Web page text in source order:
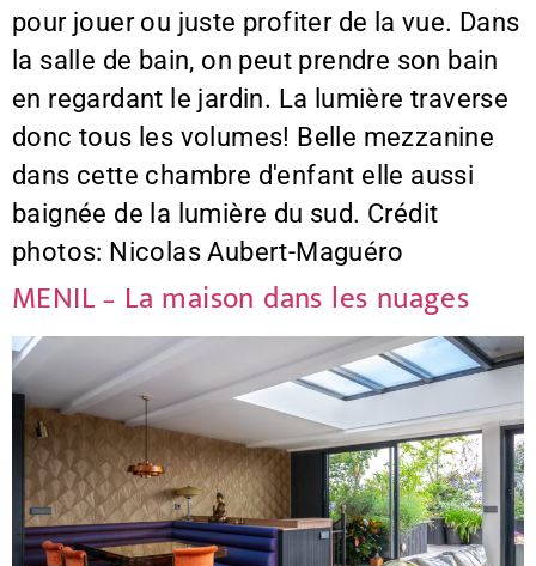
pour jouer ou juste profiter de la vue. Dans
la salle de bain, on peut prendre son bain
en regardant le jardin. La lumière traverse
donc tous les volumes! Belle mezzanine
dans cette chambre d'enfant elle aussi
baignée de la lumière du sud. Crédit
photos: Nicolas Aubert-Maguéro
MENIL – La maison dans les nuages